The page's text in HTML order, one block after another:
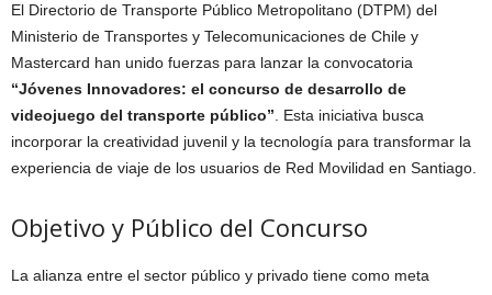
El Directorio de Transporte Público Metropolitano (DTPM) del
Ministerio de Transportes y Telecomunicaciones de Chile y
Mastercard han unido fuerzas para lanzar la convocatoria
“Jóvenes Innovadores: el concurso de desarrollo de
videojuego del transporte público” . Esta iniciativa busca
incorporar la creatividad juvenil y la tecnología para transformar la
experiencia de viaje de los usuarios de Red Movilidad en Santiago.
Objetivo y Público del Concurso
La alianza entre el sector público y privado tiene como meta